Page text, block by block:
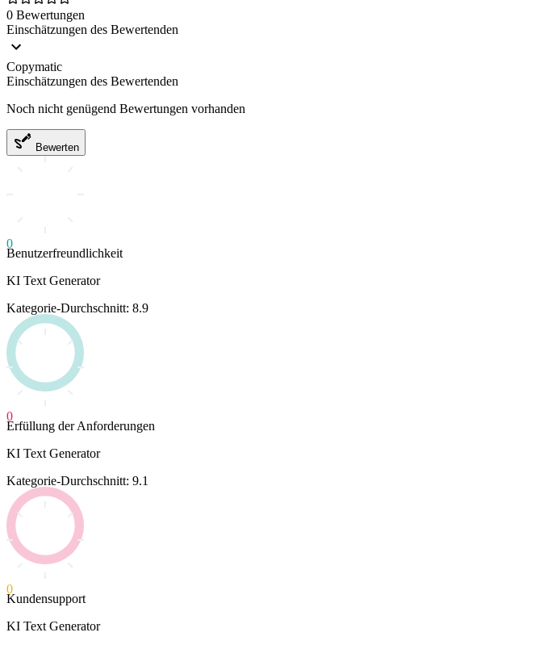
0 Bewertungen
Einschätzungen des Bewertenden
Copymatic
Einschätzungen des Bewertenden
Noch nicht genügend Bewertungen vorhanden
Bewerten
0
Benutzerfreundlichkeit
KI Text Generator
Kategorie-Durchschnitt: 8.9
0
Erfüllung der Anforderungen
KI Text Generator
Kategorie-Durchschnitt: 9.1
0
Kundensupport
KI Text Generator